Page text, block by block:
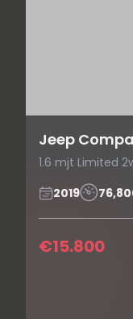
Jeep
1.6 mjt Limited
2019
€15.800